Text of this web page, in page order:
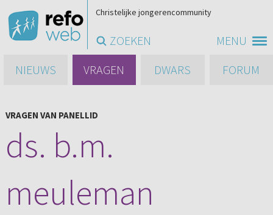
MENU
Christelijke jongerencommunity
ZOEKEN
NIEUWS
VRAGEN DWARS FORUM
VRAGEN VAN PANELLID
ds. b.m.
meuleman